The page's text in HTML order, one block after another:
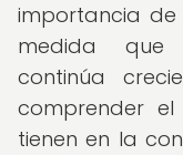
importancia de
medida que
continúa
comprender
tienen en la